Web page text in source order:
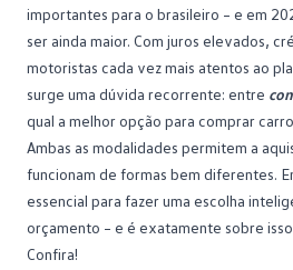
importantes para o brasileiro – e em
ser ainda maior. Com juros elevados,
motoristas cada vez mais atentos ao
surge uma dúvida recorrente: entre
qual a melhor opção para comprar
Ambas as modalidades permitem a
funcionam de formas bem diferentes.
essencial para fazer uma escolha
orçamento – e é exatamente sobre
Confira!